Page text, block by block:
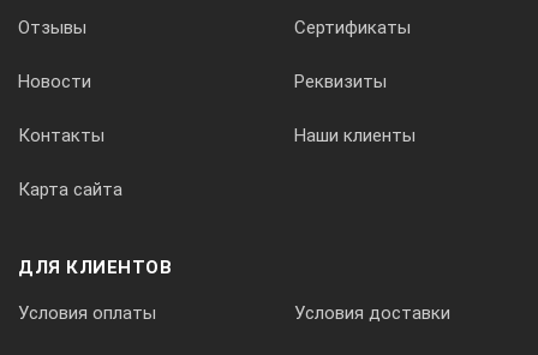
Отзывы Сертификаты
Новости Реквизиты
Контакты Наши клиенты
Карта сайта
ДЛЯ КЛИЕНТОВ
Условия оплаты Условия доставки